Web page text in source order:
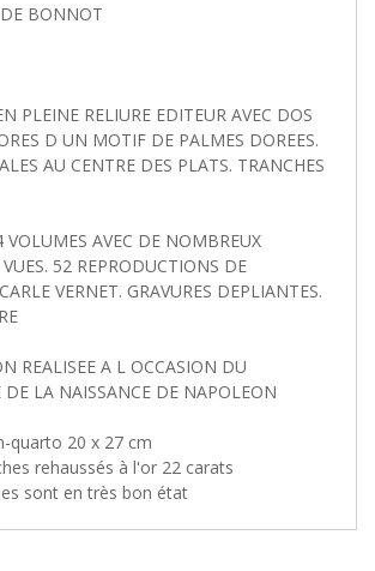
BONNOT
PLEINE RELIURE EDITEUR AVEC DOS
D UN MOTIF DE PALMES DOREES.
AU CENTRE DES PLATS. TRANCHES
VOLUMES AVEC DE NOMBREUX
52 REPRODUCTIONS DE
VERNET. GRAVURES DEPLIANTES.
REALISEE A L OCCASION DU
DE LA NAISSANCE DE NAPOLEON
quarto 20 x 27 cm
rehaussés à l'or 22 carats
sont en très bon état